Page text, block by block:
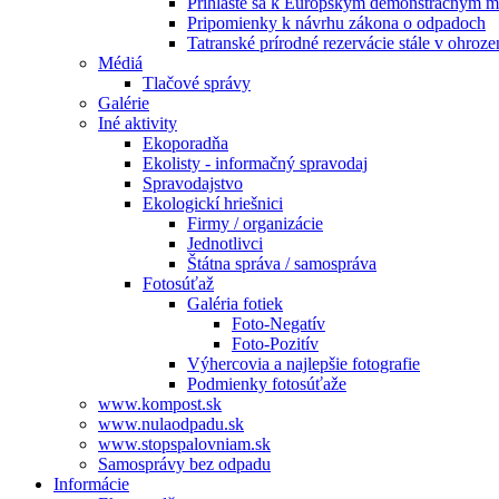
Pripomienky k návrhu zákona o odpadoch
Tatranské prírodné rezervácie stále v
Médiá
Tlačové správy
Galérie
Iné aktivity
Ekoporadňa
Ekolisty - informačný spravodaj
Spravodajstvo
Ekologickí hriešnici
Firmy / organizácie
Jednotlivci
Štátna správa / samospráva
Fotosúťaž
Galéria fotiek
Foto-Negatív
Foto-Pozitív
Výhercovia a najlepšie fotografie
Podmienky fotosúťaže
www.kompost.sk
www.nulaodpadu.sk
www.stopspalovniam.sk
Samosprávy bez odpadu
Informácie